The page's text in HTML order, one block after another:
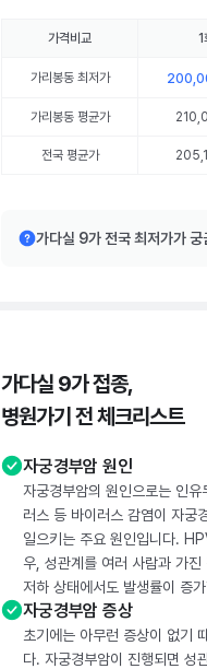
가격비교 1
가리봉동최저가
가리봉동평균가
전국 평균가
가다실 9가 전국 최저가가 궁
가다실 9가 접종,
병원가기 전 체크리스트
자궁경부암 원인
자궁경부암의 원인으로는 인
러스 등 바이러스 감염이 자
일으키는 주요 원인입니다.
우, 성관계를 여러 사람과 가
저하 상태에서도 발생률이 증
자궁경부암 증상
초기에는 아무런 증상이 없기
다. 자궁경부암이 진행되면 성